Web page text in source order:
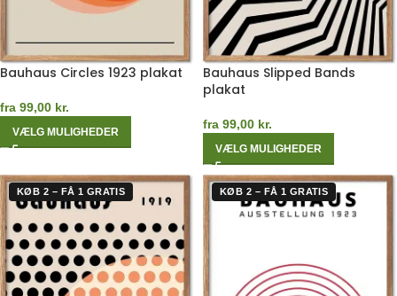
Bauhaus Circles 1923 plakat
fra 99,00 kr.
VÆLG MULIGHEDER
Bauhaus Slipped Bands
plakat
fra 99,00 kr.
VÆLG MULIGHEDER
KØB 2 – FÅ 1 GRATIS KØB 2 – FÅ 1 GRATIS